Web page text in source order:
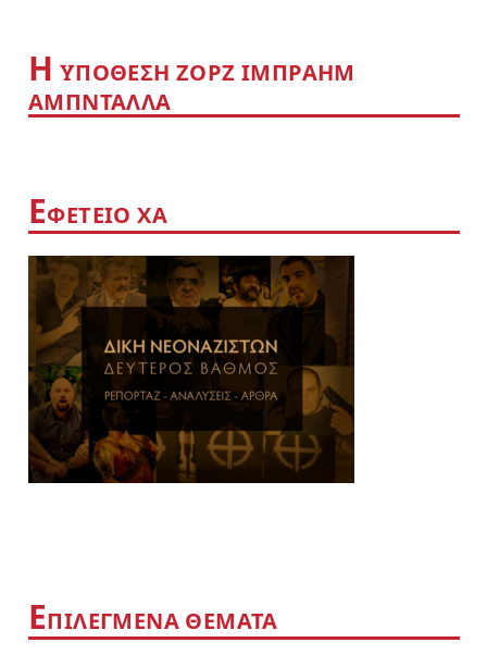
Η YΠΟΘΕΣΗ ΖΟΡΖ ΙΜΠΡΑΗΜ
ΑΜΠΝΤΑΛΛΑ
ΕΦΕΤΕΙΟ ΧΑ
ΕΠΙΛΕΓΜΕΝΑ ΘΕΜΑΤΑ